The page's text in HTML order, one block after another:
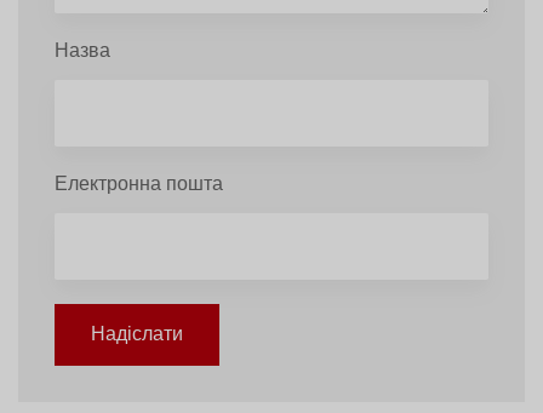
Назва
Електронна пошта
Надіслати